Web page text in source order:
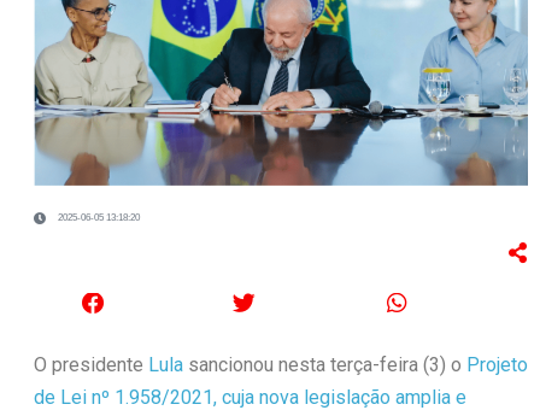
2025-06-05 13:18:20
O presidente Lulasancionou nesta terça-feira (3) o Projeto
de Lei nº 1.958/2021, cuja nova legislação amplia e